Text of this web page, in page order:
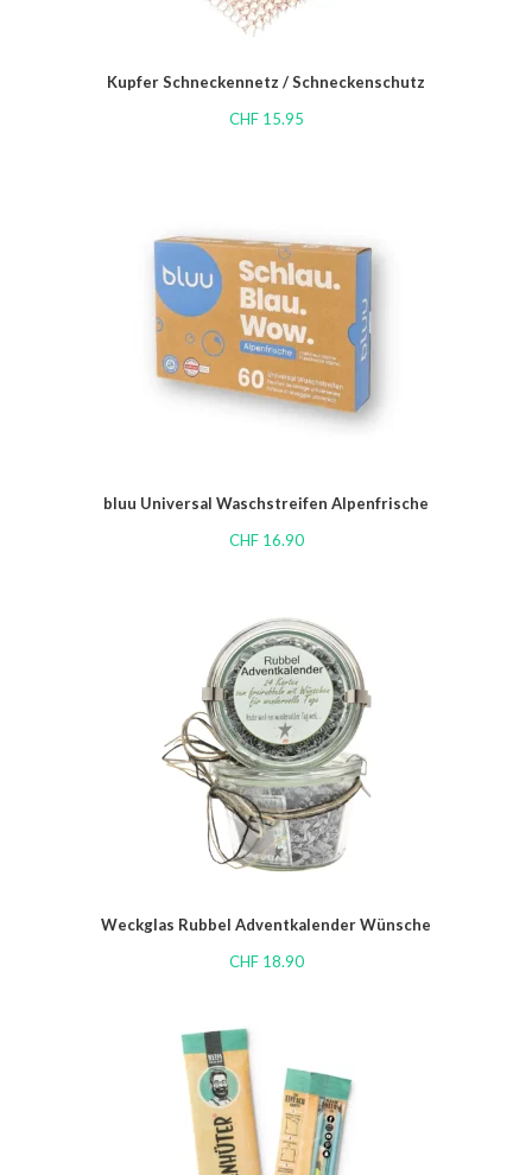
Kupfer Schneckennetz / Schneckenschutz
CHF15.95
bluu Universal Waschstreifen Alpenfrische
CHF16.90
Weckglas Rubbel Adventkalender Wünsche
CHF18.90